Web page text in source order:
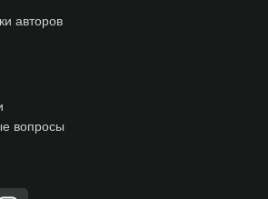
авторов
вопросы